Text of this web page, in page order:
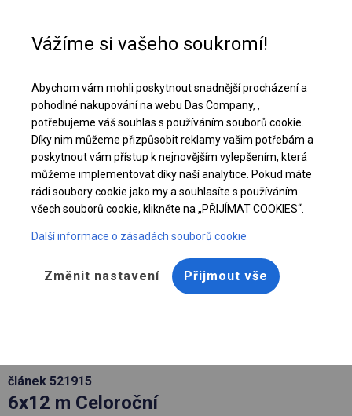
Stáhněte si nabídku PDF
článek 521915
6x12 m Celoroční
Vážíme si vašeho soukromí!
Abychom vám mohli poskytnout snadnější procházení a
pohodlné nakupování na webu Das Company, ,
potřebujeme váš souhlas s používáním souborů cookie.
Díky nim můžeme přizpůsobit reklamy vašim potřebám a
poskytnout vám přístup k nejnovějším vylepšením, která
můžeme implementovat díky naší analytice. Pokud máte
rádi soubory cookie jako my a souhlasíte s používáním
všech souborů cookie, klikněte na „PŘIJÍMAT COOKIES“.
Další informace o zásadách souborů cookie
Změnit nastavení Přijmout vše